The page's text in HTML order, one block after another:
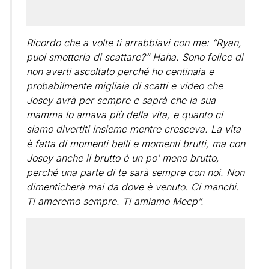
Ricordo che a volte ti arrabbiavi con me: “Ryan,
puoi smetterla di scattare?” Haha. Sono felice di
non averti ascoltato perché ho centinaia e
probabilmente migliaia di scatti e video che
Josey avrà per sempre e saprà che la sua
mamma lo amava più della vita, e quanto ci
siamo divertiti insieme mentre cresceva. La vita
è fatta di momenti belli e momenti brutti, ma con
Josey anche il brutto è un po’ meno brutto,
perché una parte di te sarà sempre con noi. Non
dimenticherà mai da dove è venuto. Ci manchi.
Ti ameremo sempre. Ti amiamo Meep”.